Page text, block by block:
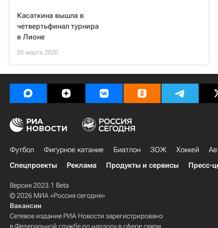
Касаткина вышла в
четвертьфинал турнира
в Лионе
05 марта 2020
Футбол Фигурное катание Биатлон ЗОЖ Хоккей
Спецпроекты
Реклама Продукты и сервисы Пресс-
Версия 2023.1 Beta
© 2026 МИА «Россия сегодня»
Вакансии
Сетевое издание РИА Новости зарегистрировано
в Федеральной службе по надзору в сфере связи,